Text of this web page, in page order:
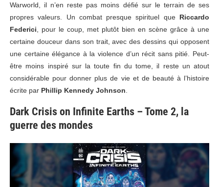
Warworld, il n’en reste pas moins défié sur le terrain de ses
propres valeurs. Un combat presque spirituel que Riccardo
Federici , pour le coup, met plutôt bien en scène grâce à une
certaine douceur dans son trait, avec des dessins qui opposent
une certaine élégance à la violence d’un récit sans pitié. Peut-
être moins inspiré sur la toute fin du tome, il reste un atout
considérable pour donner plus de vie et de beauté à l’histoire
écrite par Phillip Kennedy Johnson
Dark Crisis on Infinite Earths – Tome 2, la
guerre des mondes